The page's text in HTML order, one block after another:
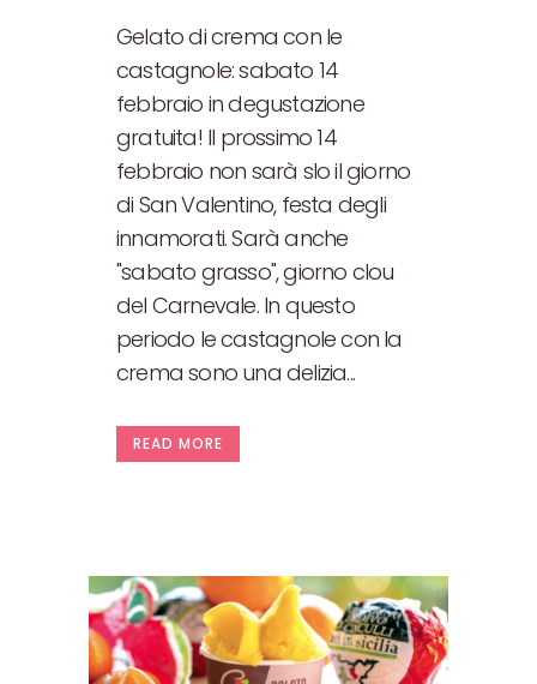
Gelato di crema con le
castagnole: sabato 14
febbraio in degustazione
gratuita! Il prossimo 14
febbraio non sarà slo il giorno
di San Valentino, festa degli
innamorati. Sarà anche
"sabato grasso", giorno clou
del Carnevale. In questo
periodo le castagnole con la
crema sono una delizia...
READ MORE